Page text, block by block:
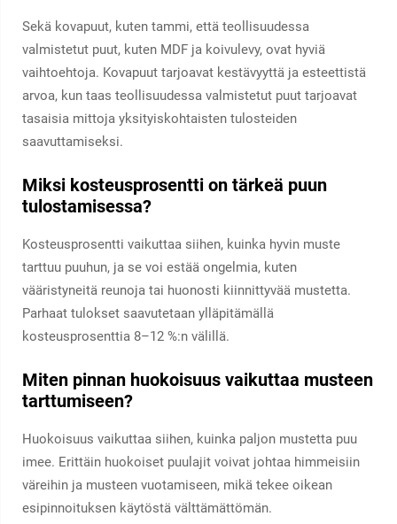
Sekä kovapuut, kuten tammi, että teollisuudessa
valmistetut puut, kuten MDF ja koivulevy, ovat hyviä
vaihtoehtoja. Kovapuut tarjoavat kestävyyttä ja esteettistä
arvoa, kun taas teollisuudessa valmistetut puut tarjoavat
tasaisia mittoja yksityiskohtaisten tulosteiden
saavuttamiseksi.
Miksi kosteusprosentti on tärkeä puun
tulostamisessa?
Kosteusprosentti vaikuttaa siihen, kuinka hyvin muste
tarttuu puuhun, ja se voi estää ongelmia, kuten
vääristyneitä reunoja tai huonosti kiinnittyvää mustetta.
Parhaat tulokset saavutetaan ylläpitämällä
kosteusprosenttia 8–12 %:n välillä.
Miten pinnan huokoisuus vaikuttaa musteen
tarttumiseen?
Huokoisuus vaikuttaa siihen, kuinka paljon mustetta puu
imee. Erittäin huokoiset puulajit voivat johtaa himmeisiin
väreihin ja musteen vuotamiseen, mikä tekee oikean
esipinnoituksen käytöstä välttämättömän.